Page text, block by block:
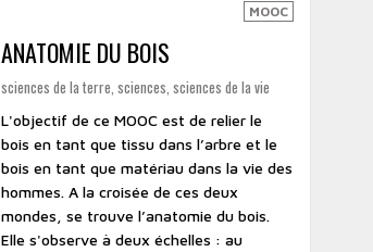
MOOC
ANATOMIE DU BOIS
sciences de la terre, sciences, sciences de la vie
L'objectif de ce MOOC est de relier le
bois en tant que tissu dans l’arbre et le
bois en tant que matériau dans la vie des
hommes. A la croisée de ces deux
mondes, se trouve l’anatomie du bois.
Elle s'observe à deux échelles : au